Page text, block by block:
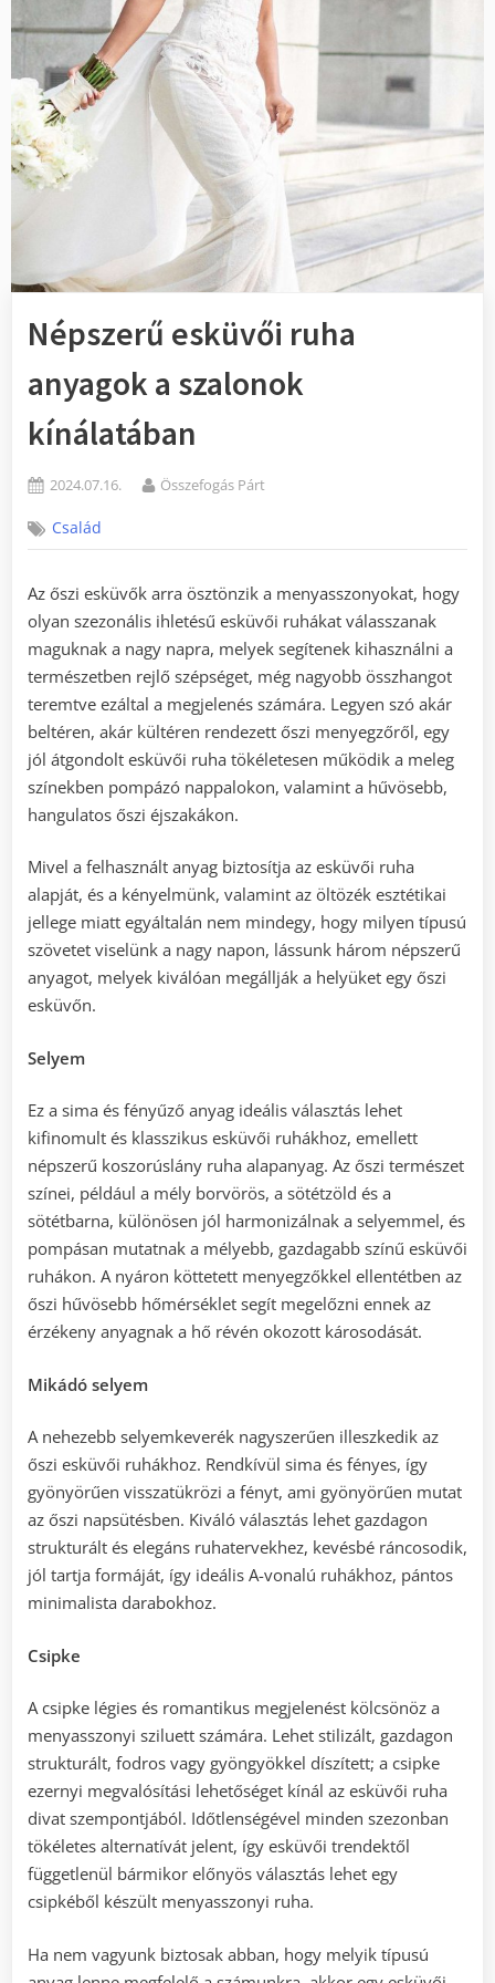
Népszerű esküvői ruha
anyagok a szalonok
kínálatában
Posted
2024.07.16. By
Összefogás Párt
Család
Az őszi esküvők arra ösztönzik a menyasszonyokat, hogy
olyan szezonális ihletésű esküvői ruhákat válasszanak
maguknak a nagy napra, melyek segítenek kihasználni a
természetben rejlő szépséget, még nagyobb összhangot
teremtve ezáltal a megjelenés számára. Legyen szó akár
beltéren, akár kültéren rendezett őszi menyegzőről, egy
jól átgondolt esküvői ruha tökéletesen működik a meleg
színekben pompázó nappalokon, valamint a hűvösebb,
hangulatos őszi éjszakákon.
Mivel a felhasznált anyag biztosítja az esküvői ruha
alapját, és a kényelmünk, valamint az öltözék esztétikai
jellege miatt egyáltalán nem mindegy, hogy milyen típusú
szövetet viselünk a nagy napon, lássunk három népszerű
anyagot, melyek kiválóan megállják a helyüket egy őszi
esküvőn.
Selyem
Ez a sima és fényűző anyag ideális választás lehet
kifinomult és klasszikus esküvői ruhákhoz, emellett
népszerű koszorúslány ruha alapanyag. Az őszi természet
színei, például a mély borvörös, a sötétzöld és a
sötétbarna, különösen jól harmonizálnak a selyemmel, és
pompásan mutatnak a mélyebb, gazdagabb színű esküvői
ruhákon. A nyáron köttetett menyegzőkkel ellentétben az
őszi hűvösebb hőmérséklet segít megelőzni ennek az
érzékeny anyagnak a hő révén okozott károsodását.
Mikádó selyem
A nehezebb selyemkeverék nagyszerűen illeszkedik az
őszi esküvői ruhákhoz. Rendkívül sima és fényes, így
gyönyörűen visszatükrözi a fényt, ami gyönyörűen mutat
az őszi napsütésben. Kiváló választás lehet gazdagon
strukturált és elegáns ruhatervekhez, kevésbé ráncosodik,
jól tartja formáját, így ideális A-vonalú ruhákhoz, pántos
minimalista darabokhoz.
Csipke
A csipke légies és romantikus megjelenést kölcsönöz a
menyasszonyi sziluett számára. Lehet stilizált, gazdagon
strukturált, fodros vagy gyöngyökkel díszített; a csipke
ezernyi megvalósítási lehetőséget kínál az esküvői ruha
divat szempontjából. Időtlenségével minden szezonban
tökéletes alternatívát jelent, így esküvői trendektől
függetlenül bármikor előnyös választás lehet egy
csipkéből készült menyasszonyi ruha.
Ha nem vagyunk biztosak abban, hogy melyik típusú